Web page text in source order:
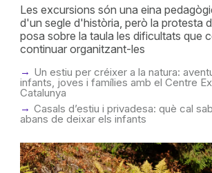
Les excursions són una eina
d'un segle d'història, però la protesta
posa sobre la taula les dificultats que
continuar organitzant-les
Un estiu per créixer a la natura:
infants, joves i famílies amb el Centre
Catalunya
Casals d’estiu i privadesa: què cal
abans de deixar els infants